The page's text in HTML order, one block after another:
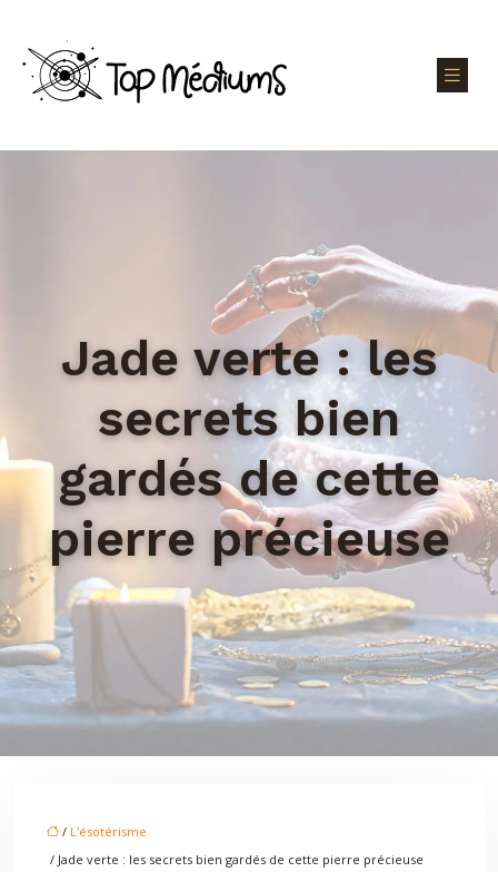
Jade verte : les
secrets bien
gardés de cette
pierre précieuse
/ L'ésotérisme
/ Jade verte : les secrets bien gardés de cette pierre précieuse